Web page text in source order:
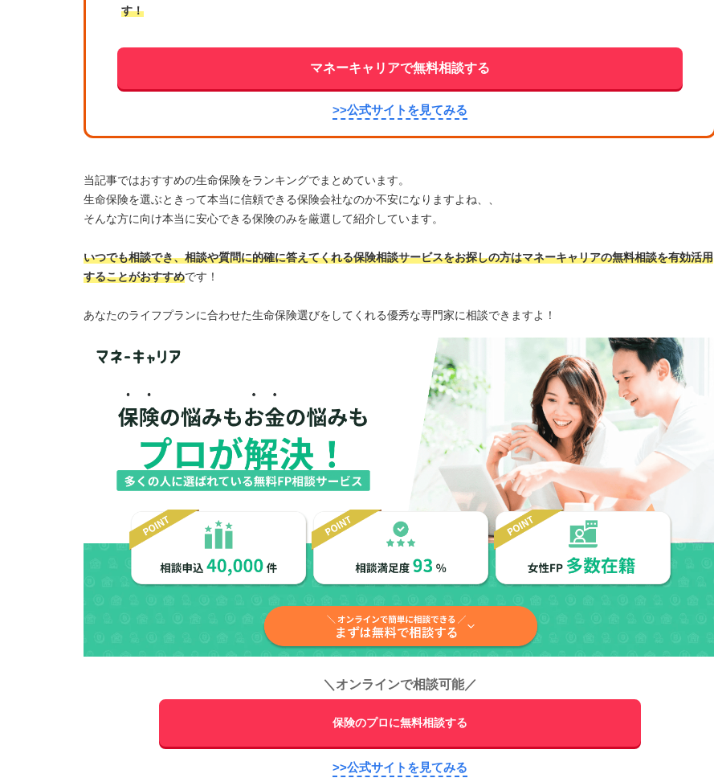
す！
マネーキャリアで無料相談する
>>公式サイトを見てみる
当記事ではおすすめの生命保険をランキングでまとめています。
生命保険を選ぶときって本当に信頼できる保険会社なのか不安になりますよね、、
そんな方に向け本当に安心できる保険のみを厳選して紹介しています。
いつでも相談でき、相談や質問に的確に答えてくれる保険相談サービスをお探しの方はマネーキャリアの無料相談を有効活用
することがおすすめです！
あなたのライフプランに合わせた生命保険選びをしてくれる優秀な専門家に相談できますよ！
＼ オンラインで相談可能／
保険のプロに無料相談する
>>公式サイトを見てみる